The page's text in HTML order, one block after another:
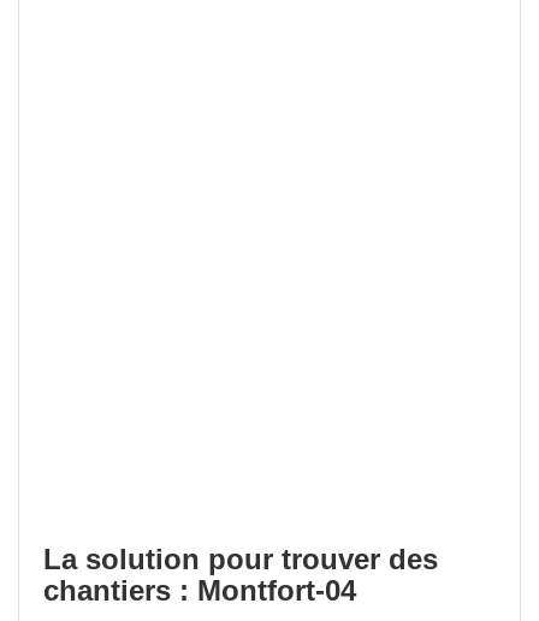
La solution pour trouver des
chantiers : Montfort-04